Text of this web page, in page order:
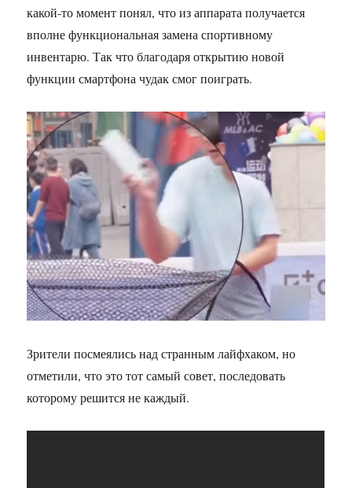
какой-то момент понял, что из аппарата получается
вполне функциональная замена спортивному
инвентарю. Так что благодаря открытию новой
функции смартфона чудак смог поиграть.
Зрители посмеялись над странным лайфхаком, но
отметили, что это тот самый совет, последовать
которому решится не каждый.